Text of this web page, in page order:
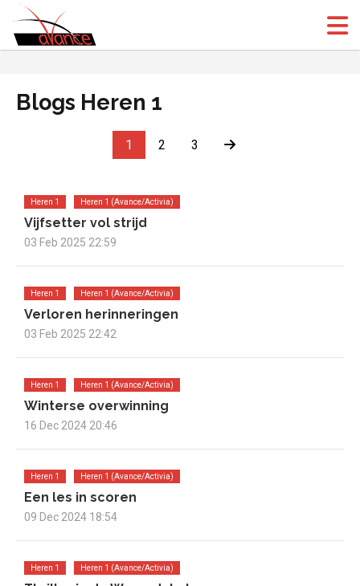
Blogs Heren 1
1 2 3
Heren 1 Heren 1 (Avance/Activia)
Vijfsetter vol strijd
03 Feb 2025 22:59
Heren 1 Heren 1 (Avance/Activia)
Verloren herinneringen
03 Feb 2025 22:42
Heren 1 Heren 1 (Avance/Activia)
Winterse overwinning
16 Dec 2024 20:46
Heren 1 Heren 1 (Avance/Activia)
Een les in scoren
09 Dec 2024 18:54
Heren 1 Heren 1 (Avance/Activia)